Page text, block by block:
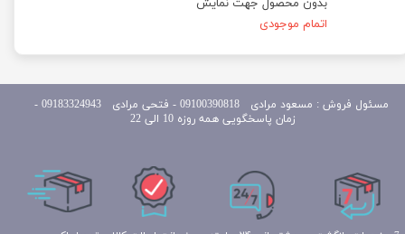
بدون محصول جهت نمایش
اتمام موجودی
مسئول
فروش : مسعود مرادی 09100390818​​​​​​​ ​​​​​​​- فتحی مرادی 09183324943 -
زمان پاسخگویی همه روزه 10 الی 22